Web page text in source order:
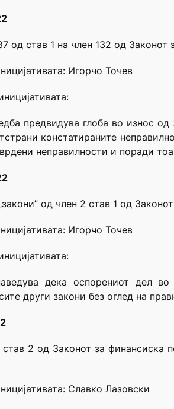
од став 1 на член 132 од Законот
Игорчо Точев
предвидува глоба во износ
констатираните
неправилности и поради
од член 2 став 1 од
Игорчо Точев
дека оспорениот дел
други закони без оглед на
2 од Законот за финансиска
Славко Лазовски